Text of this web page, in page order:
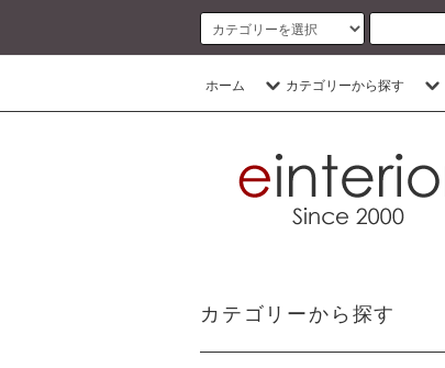
ホーム カテゴリーから探す
カテゴリーから探す